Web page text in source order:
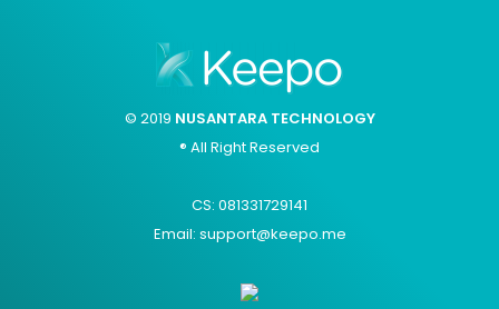
© 2019 NUSANTARA TECHNOLOGY
® All Right Reserved
CS: 081331729141
Email: support@keepo.me